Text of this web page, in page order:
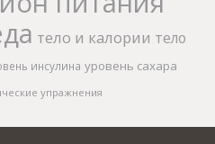
тело и калории тело
инсулина уровень сахара
упражнения